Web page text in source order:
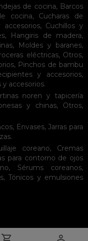
de cocina, Barcos
cocina, Cucharas de
accesorios, Cuchillos y
, Hangiris de madera,
, Moldes y baranes,
eléctricas, Otros,
, Pinchos de bambu
y accesorios,
y accesorios.
noren y tapicería
y chinas, Otros,
, Envases,Jarras para
.
coreano, Cremas
para contorno de ojos
, Sérums coreanos,
,Tónicos y emulsiones
 